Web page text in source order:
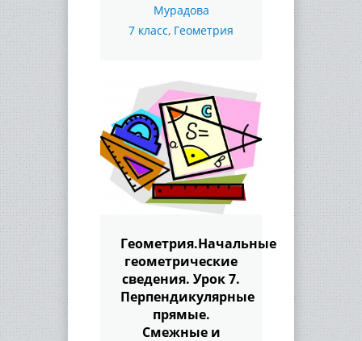
Мурадова
7 класс, Геометрия
Геометрия.Начальные
геометрические
сведения. Урок 7.
Перпендикулярные
прямые.
Смежные и